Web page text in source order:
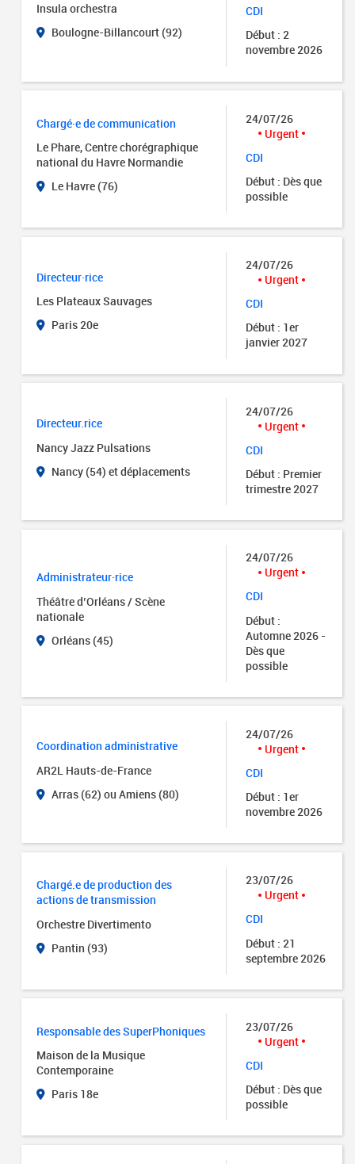
Insula orchestra
Boulogne-Billancourt (92)
CDI
Début : 2
novembre 2026
Chargé·e de communication
Le Phare, Centre chorégraphique
national du Havre Normandie
Le Havre (76)
24/07/26
Urgent
CDI
Début : Dès que
possible
Directeur·rice
Les Plateaux Sauvages
Paris 20e
24/07/26
Urgent
CDI
Début : 1er
janvier 2027
Directeur.rice
Nancy Jazz Pulsations
Nancy (54) et déplacements
24/07/26
Urgent
CDI
Début : Premier
trimestre 2027
Administrateur·rice
Théâtre d’Orléans / Scène
nationale
Orléans (45)
24/07/26
Urgent
CDI
Début :
Automne 2026 -
Dès que
possible
Coordination administrative
AR2L Hauts-de-France
Arras (62) ou Amiens (80)
24/07/26
Urgent
CDI
Début : 1er
novembre 2026
Chargé.e de production des
actions de transmission
Orchestre Divertimento
Pantin (93)
23/07/26
Urgent
CDI
Début : 21
septembre 2026
Responsable des SuperPhoniques
Maison de la Musique
Contemporaine
Paris 18e
23/07/26
Urgent
CDI
Début : Dès que
possible